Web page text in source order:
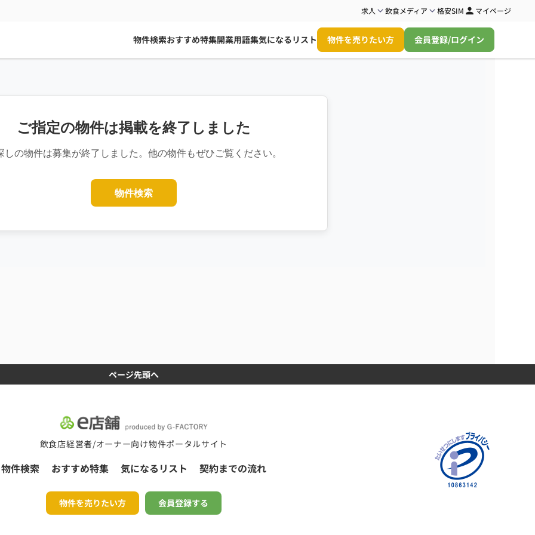
求人 飲食メディア 格安SIM マイページ
物件検索おすすめ特集開業用語集気になるリスト 物件を売りたい方 会員登録/ログイン
ご指定の物件は掲載を終了しました
しの物件は募集が終了しました。他の物件もぜひご覧ください。
物件検索
ページ先頭へ
飲食店経営者/オーナー向け物件ポータルサイト
物件検索 おすすめ特集 気になるリスト 契約までの流れ
物件を売りたい方 会員登録する